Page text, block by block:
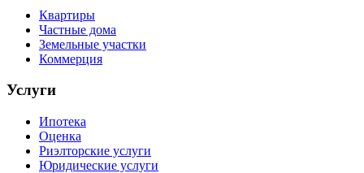
Квартиры
Частные дома
Земельные участки
Коммерция
Услуги
Ипотека
Оценка
Риэлторские услуги
Юридические услуги